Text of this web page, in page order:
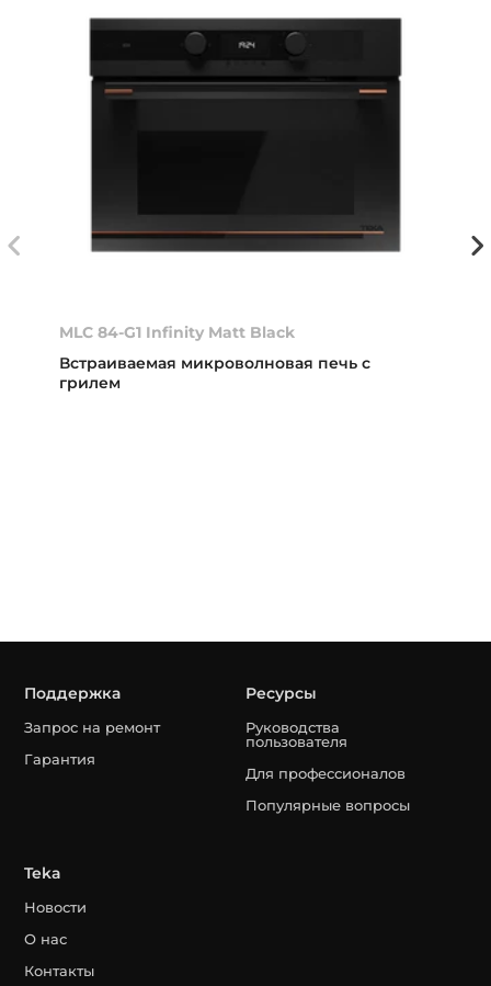
MLC 84-G1 Infinity Matt Black
Встраиваемая микроволновая печь с
грилем
Поддержка
Запрос на ремонт
Гарантия
Ресурсы
Руководства
пользователя
Для профессионалов
Популярные вопросы
Teka
Новости
О нас
Контакты